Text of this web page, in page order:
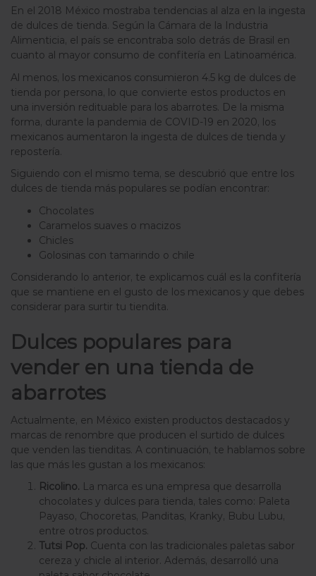
En el 2018 México mostraba tendencias al alza en la ingesta
de dulces de tienda. Según la Cámara de la Industria
Alimenticia, el país se encontraba solo detrás de Brasil en
cuanto al mayor consumo de confitería en Latinoamérica.
Al menos, los mexicanos consumieron 4.5 kg de dulces de
tienda por persona, lo que convierte estos productos en
una inversión redituable para los abarrotes. De la misma
forma, durante la pandemia de COVID-19 en 2020, los
mexicanos aumentaron la ingesta de dulces de tienda y
repostería.
Siguiendo con el mismo tema, se descubrió que entre los
dulces de tienda más populares se podían encontrar:
Chocolates
Caramelos suaves o macizos
Chicles
Golosinas con tamarindo o chile
Considerando lo anterior, te explicamos cuál es la confitería
que se mantiene en el gusto de los mexicanos y que debes
considerar para surtir tu tiendita.
Dulces populares para
vender en una tienda de
abarrotes
Actualmente, en México existen productos destacados y
marcas de renombre que producen el surtido de dulces
que venden las tienditas. A continuación, te hablamos sobre
las que más les gustan a los mexicanos:
Ricolino. La marca es una empresa que desarrolla
chocolates y dulces para tienda, tales como: Paleta
Payaso, Chocoretas, Panditas, Kranky, Bubu Lubu,
entre otros productos.
Tutsi Pop. Cuenta con las tradicionales paletas sabor
cereza y chicle al interior. Además, desarrolló una